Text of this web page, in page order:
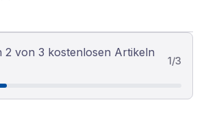
2 von 3 kostenlosen Artikeln
1/3